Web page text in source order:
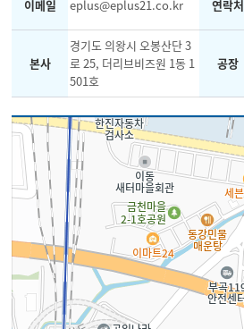
이메일 eplus@eplus21.co.kr 연락처
본사
경기도 의왕시 오봉산단 3
로 25, 더리브비즈원 1동 1
501호
공장